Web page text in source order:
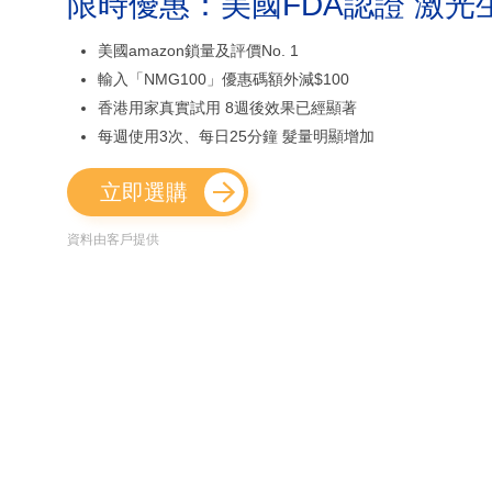
美國amazon鎖量及評價No. 1
輸入「NMG100」優惠碼額外減$100
香港用家真實試用 8週後效果已經顯著
每週使用3次、每日25分鐘 髮量明顯增加
立即選購
資料由客戶提供